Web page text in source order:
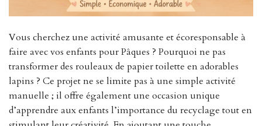
Vous cherchez une activité amusante et écoresponsable à
faire avec vos enfants pour Pâques ? Pourquoi ne pas
transformer des rouleaux de papier toilette en adorables
lapins ? Ce projet ne se limite pas à une simple activité
manuelle ; il offre également une occasion unique
d’apprendre aux enfants l’importance du recyclage tout en